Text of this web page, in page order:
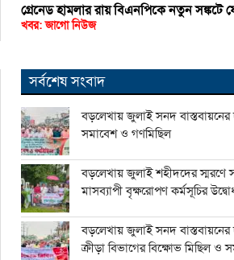
গ্রেনেড হামলার রায় বিএনপিকে নতুন সঙ্কটে
খবর: জাগো নিউজ
সর্বশেষ সংবাদ
বড়লেখায় জুলাই সনদ বাস্তবায়নের
সমাবেশ ও গণমিছিল
বড়লেখায় জুলাই শহীদদের স্মরণে
মাসব্যাপী বৃক্ষরোপণ কর্মসূচির
বড়লেখায় জুলাই সনদ
ক্রীড়া বিভাগের বিক্ষোভ মিছিল ও